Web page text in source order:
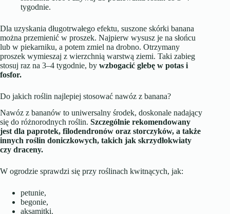
tygodnie.
Dla uzyskania długotrwałego efektu, suszone skórki banana
można przemienić w proszek. Najpierw wysusz je na słońcu
lub w piekarniku, a potem zmiel na drobno. Otrzymany
proszek wymieszaj z wierzchnią warstwą ziemi. Taki zabieg
stosuj raz na 3–4 tygodnie, by wzbogacić glebę w potas i
fosfor.
Do jakich roślin najlepiej stosować nawóz z banana?
Nawóz z bananów to uniwersalny środek, doskonale nadający
się do różnorodnych roślin. Szczególnie rekomendowany
jest dla paprotek, filodendronów oraz storczyków, a także
innych roślin doniczkowych, takich jak skrzydłokwiaty
czy draceny.
W ogrodzie sprawdzi się przy roślinach kwitnących, jak:
petunie,
begonie,
aksamitki.